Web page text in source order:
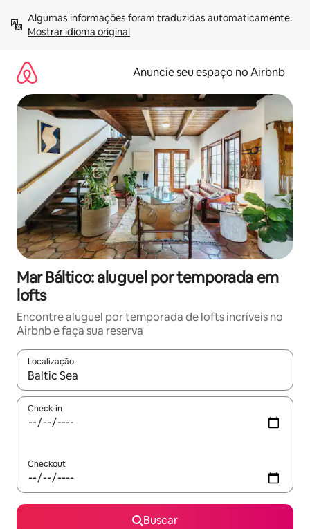
para
Mostrar idioma original
Anuncie seu espaço no Airbnb
Mar Báltico: aluguel por temporada em
lofts
Encontre aluguel por temporada de lofts incríveis no
Airbnb e faça sua reserva
Localização
Quando os resultados estiverem disponíveis, explore-os
Check-in
Checkout
Buscar